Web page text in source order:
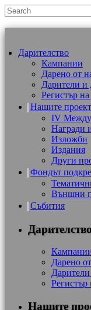
Дарителство
Кампании
Дарено от
Дарители и
Регистър
Нашите
IV
Награди
Изложби
Издания
Други
Фондът
Външни
Събития
Дарено
Регистър
Нашите